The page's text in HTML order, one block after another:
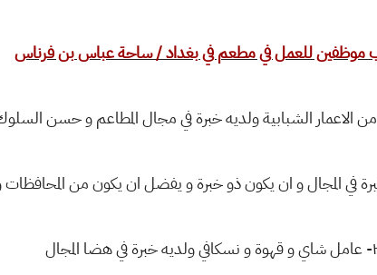
موظفين للعمل في مطعم في بغداد / ساحة عباس بن فرناس
هضا المجال